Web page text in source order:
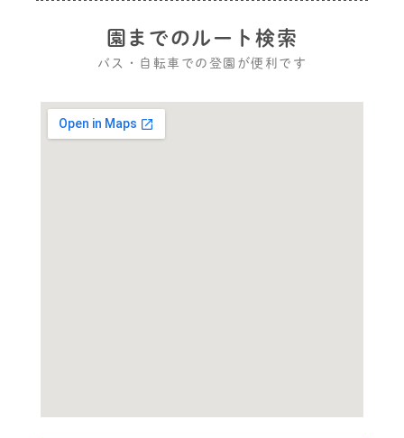
園までのルート検索
バス・自転車での登園が便利です